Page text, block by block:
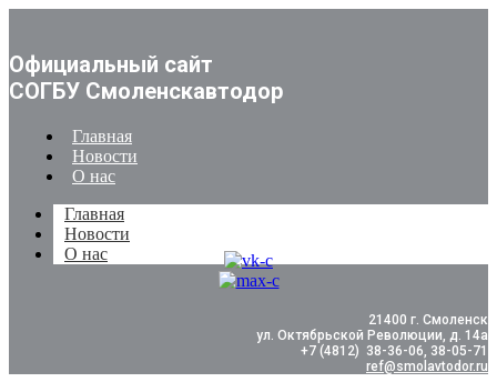
Официальный сайт
СОГБУ Смоленскавтодор
Главная
Новости
О нас
Главная
Новости
О нас
21400 г. Смоленск
ул. Октябрьской Революции, д. 14а
+7 (4812) 38-36-06, 38-05-71
ref@smolavtodor.ru